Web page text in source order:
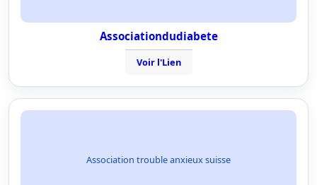
Associationdudiabete
Voir l'Lien
Association trouble anxieux suisse